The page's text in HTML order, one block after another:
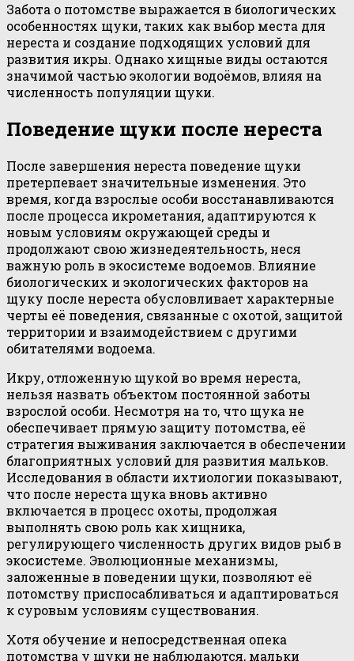
Забота о потомстве выражается в биологических
особенностях щуки, таких как выбор места для
нереста и создание подходящих условий для
развития икры. Однако хищные виды остаются
значимой частью экологии водоёмов, влияя на
численность популяции щуки.
Поведение щуки после нереста
После завершения нереста поведение щуки
претерпевает значительные изменения. Это
время, когда взрослые особи восстанавливаются
после процесса икрометания, адаптируются к
новым условиям окружающей среды и
продолжают свою жизнедеятельность, неся
важную роль в экосистеме водоемов. Влияние
биологических и экологических факторов на
щуку после нереста обусловливает характерные
черты её поведения, связанные с охотой, защитой
территории и взаимодействием с другими
обитателями водоема.
Икру, отложенную щукой во время нереста,
нельзя назвать объектом постоянной заботы
взрослой особи. Несмотря на то, что щука не
обеспечивает прямую защиту потомства, её
стратегия выживания заключается в обеспечении
благоприятных условий для развития мальков.
Исследования в области ихтиологии показывают,
что после нереста щука вновь активно
включается в процесс охоты, продолжая
выполнять свою роль как хищника,
регулирующего численность других видов рыб в
экосистеме. Эволюционные механизмы,
заложенные в поведении щуки, позволяют её
потомству приспосабливаться и адаптироваться
к суровым условиям существования.
Хотя обучение и непосредственная опека
потомства у щуки не наблюдаются, мальки